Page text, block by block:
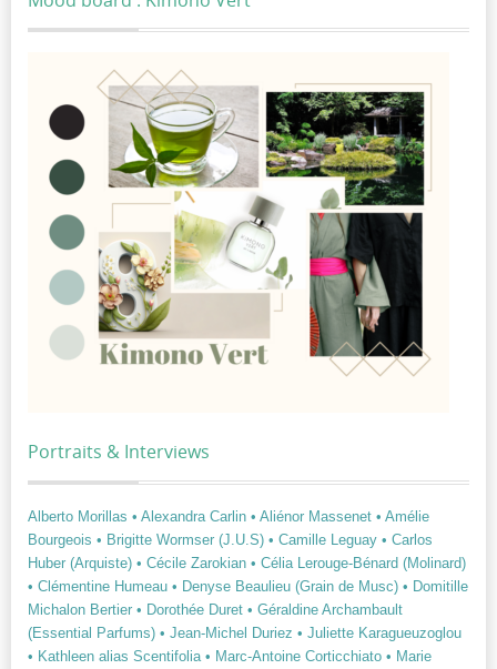
Portraits & Interviews
Alberto Morillas • Alexandra Carlin • Aliénor Massenet • Amélie
Bourgeois • Brigitte Wormser (J.U.S) • Camille Leguay • Carlos
Huber (Arquiste) • Cécile Zarokian • Célia Lerouge-Bénard (Molinard)
• Clémentine Humeau • Denyse Beaulieu (Grain de Musc) • Domitille
Michalon Bertier • Dorothée Duret • Géraldine Archambault
(Essential Parfums) • Jean-Michel Duriez • Juliette Karagueuzoglou
• Kathleen alias Scentifolia • Marc-Antoine Corticchiato • Marie